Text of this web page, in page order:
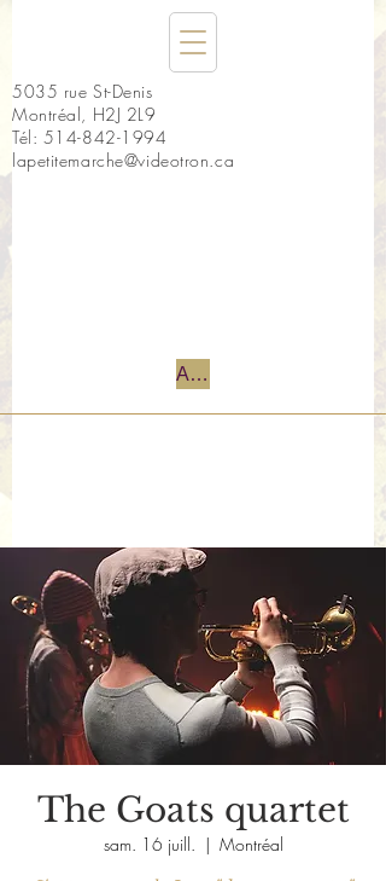
5035 rue St-Denis
Montréal, H2J 2L9
Tél: 514-842-1994
lapetitemarche@videotron.ca
Accueil
The Goats quartet
sam. 16 juill.
  |
Montréal